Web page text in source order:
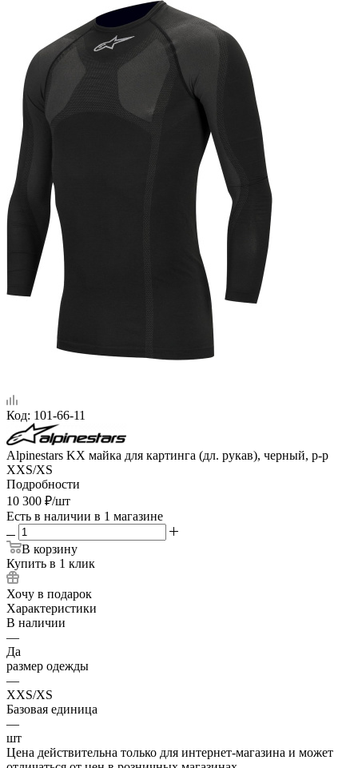
Код: 101-66-11
Alpinestars KX майка для картинга (дл. рукав), черный, р-р
XXS/XS
Подробности
10 300 ₽/шт
Есть в наличии в 1 магазине
В корзину
Купить в 1 клик
Хочу в подарок
Характеристики
В наличии
—
Да
размер одежды
—
XXS/XS
Базовая единица
—
шт
Цена действительна только для интернет-магазина и может